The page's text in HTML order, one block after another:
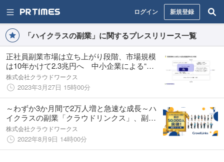
ログイン 新規登録
「ハイクラスの副業」に関するプレスリリース一覧
正社員副業市場は立ち上がり段階、市場規模
は10年かけて2.3兆円へ 中小企業による“正
社員副業ワーカー”の活用がカギ
株式会社クラウドワークス
2023年3月27日 15時00分
～わずか3か月間で2万人増と急速な成長～ハ
イクラスの副業「クラウドリンクス」、副業
ワーカー数累計５万人を突破
株式会社クラウドワークス
2022年8月9日 14時00分